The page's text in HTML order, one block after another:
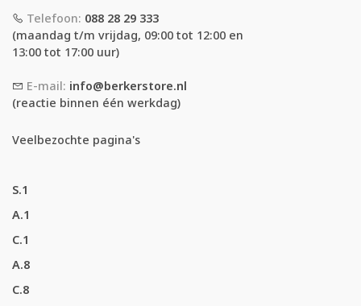
Telefoon: 088 28 29 333
(maandag t/m vrijdag, 09:00 tot 12:00 en
13:00 tot 17:00 uur)
E-mail: info@berkerstore.nl
(reactie binnen één werkdag)
Veelbezochte pagina's
S.1
A.1
C.1
A.8
C.8